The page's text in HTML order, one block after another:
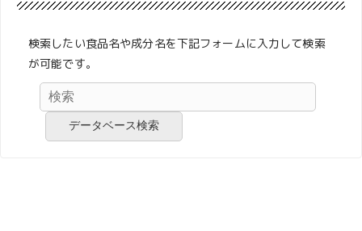
検索したい食品名や成分名を下記フォームに入力して検索
が可能です。